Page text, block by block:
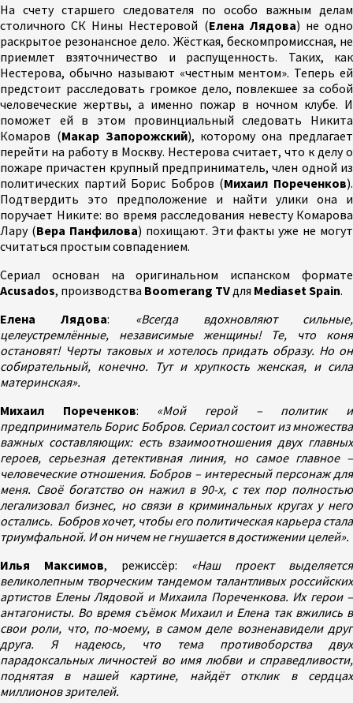
На счету старшего следователя по особо важным делам
столичного СК Нины Нестеровой (Елена Лядова) не одно
раскрытое резонансное дело. Жёсткая, бескомпромиссная, не
приемлет взяточничество и распущенность. Таких, как
Нестерова, обычно называют «честным ментом». Теперь ей
предстоит расследовать громкое дело, повлекшее за собой
человеческие жертвы, а именно пожар в ночном клубе. И
поможет ей в этом провинциальный следовать Никита
Комаров (Макар Запорожский), которому она предлагает
перейти на работу в Москву. Нестерова считает, что к делу о
пожаре причастен крупный предприниматель, член одной из
политических партий Борис Бобров (Михаил Пореченков).
Подтвердить это предположение и найти улики она и
поручает Никите: во время расследования невесту Комарова
Лару (Вера Панфилова) похищают. Эти факты уже не могут
считаться простым совпадением.
Сериал основан на оригинальном испанском формате
Acusados, производства Boomerang TV для Mediaset Spain.
Елена Лядова: «Всегда вдохновляют сильные,
целеустремлённые, независимые женщины! Те, что коня
остановят! Черты таковых и хотелось придать образу. Но он
собирательный, конечно. Тут и хрупкость женская, и сила
материнская».
Михаил Пореченков: «Мой герой – политик и
предприниматель Борис Бобров. Сериал состоит из множества
важных составляющих: есть взаимоотношения двух главных
героев, серьезная детективная линия, но самое главное –
человеческие отношения. Бобров – интересный персонаж для
меня. Своё богатство он нажил в 90-х, с тех пор полностью
легализовал бизнес, но связи в криминальных кругах у него
остались. Бобров хочет, чтобы его политическая карьера стала
триумфальной. И он ничем не гнушается в достижении целей».
Илья Максимов, режиссёр: «Наш проект выделяется
великолепным творческим тандемом талантливых российских
артистов Елены Лядовой и Михаила Пореченкова. Их герои –
антагонисты. Во время съёмок Михаил и Елена так вжились в
свои роли, что, по-моему, в самом деле возненавидели друг
друга. Я надеюсь, что тема противоборства двух
парадоксальных личностей во имя любви и справедливости,
поднятая в нашей картине, найдёт отклик в сердцах
миллионов зрителей.